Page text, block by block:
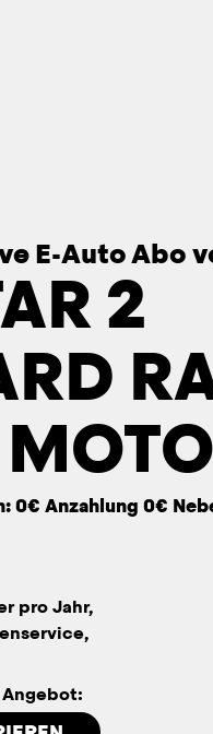
E-Auto Abo
2
0€ Anzahlung 0€
pro Jahr,